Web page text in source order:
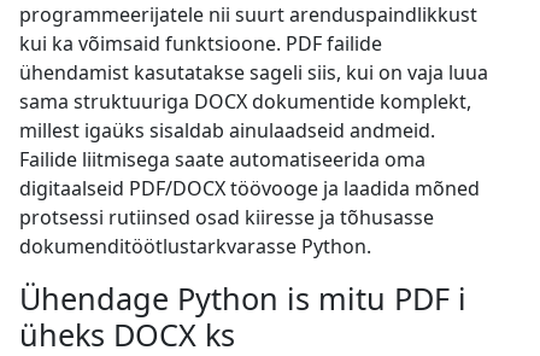
programmeerijatele nii suurt arenduspaindlikkust
kui ka võimsaid funktsioone. PDF failide
ühendamist kasutatakse sageli siis, kui on vaja luua
sama struktuuriga DOCX dokumentide komplekt,
millest igaüks sisaldab ainulaadseid andmeid.
Failide liitmisega saate automatiseerida oma
digitaalseid PDF/DOCX töövooge ja laadida mõned
protsessi rutiinsed osad kiiresse ja tõhusasse
dokumenditöötlustarkvarasse Python.
Ühendage Python is mitu PDF i
üheks DOCX ks